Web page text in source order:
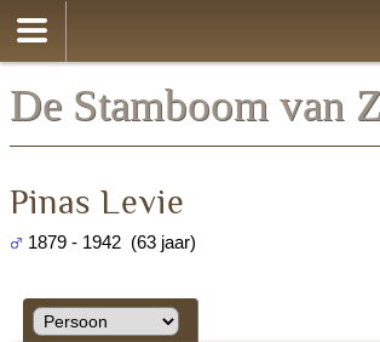
De Stamboom van
Pinas Levie
1879 - 1942 (63 jaar)